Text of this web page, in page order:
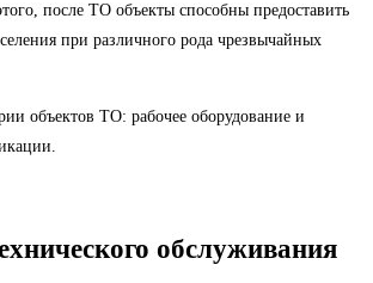
после ТО объекты способны предоставить
при различного рода чрезвычайных
объектов ТО: рабочее оборудование и
обслуживания